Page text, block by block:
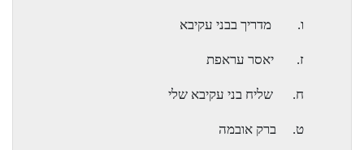
ו. מדריך בבני עקיבא
ז. יאסר עראפת
ח. שליח בני עקיבא שלי
ט. ברק אובמה